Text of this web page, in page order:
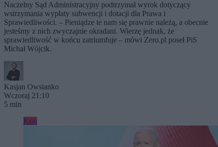
Naczelny Sąd Administracyjny podtrzymał wyrok dotyczący
wstrzymania wypłaty subwencji i dotacji dla Prawa i
Sprawiedliwości. – Pieniądze te nam się prawnie należą, a obecnie
jesteśmy z nich zwyczajnie okradani. Wierzę jednak, że
sprawiedliwość w końcu zatriumfuje – mówi Zero.pl poseł PiS
Michał Wójcik.
Kasjan Owsianko
Wczoraj 21:10
5 min
Kraj